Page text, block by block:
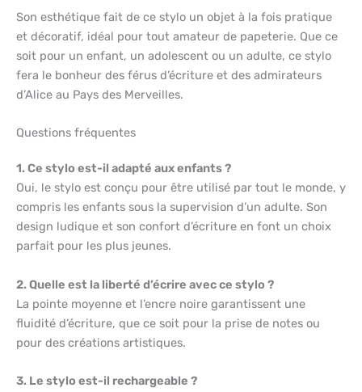
Son esthétique fait de ce stylo un objet à la fois pratique
et décoratif, idéal pour tout amateur de papeterie. Que ce
soit pour un enfant, un adolescent ou un adulte, ce stylo
fera le bonheur des férus d’écriture et des admirateurs
d’Alice au Pays des Merveilles.
Questions fréquentes
1. Ce stylo est-il adapté aux enfants ?
Oui, le stylo est conçu pour être utilisé par tout le monde, y
compris les enfants sous la supervision d’un adulte. Son
design ludique et son confort d’écriture en font un choix
parfait pour les plus jeunes.
2. Quelle est la liberté d’écrire avec ce stylo ?
La pointe moyenne et l’encre noire garantissent une
fluidité d’écriture, que ce soit pour la prise de notes ou
pour des créations artistiques.
3. Le stylo est-il rechargeable ?